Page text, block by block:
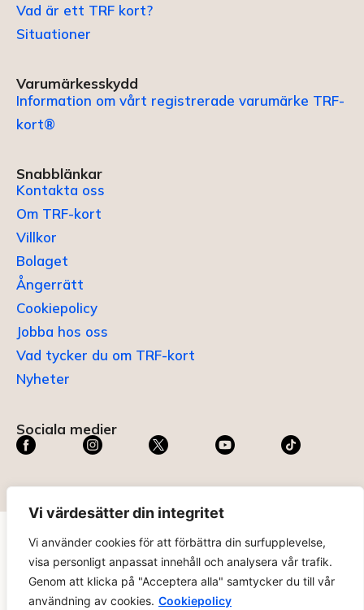
Vi värdesätter din integritet
Vi använder cookies för att förbättra din surfupplevelse,
visa personligt anpassat innehåll och analysera vår trafik.
Genom att klicka på "Acceptera alla" samtycker du till vår
användning av cookies. Cookiepolicy
Vad är ett TRF kort?
Situationer
Varumärkesskydd
Information om vårt registrerade varumärke TRF-
kort®
Snabblänkar
Kontakta oss
Om TRF-kort
Villkor
Bolaget
Ångerrätt
Cookiepolicy
Jobba hos oss
Vad tycker du om TRF-kort
Nyheter
Sociala medier
TRF KORT®är ett registrerat varumärke som innehas av
ABC Digital AB (nr 636465) hosPatent- och
registreringsverket
.